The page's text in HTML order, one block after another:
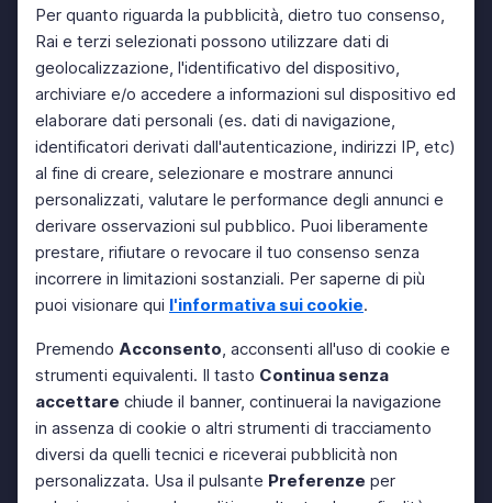
Per quanto riguarda la pubblicità, dietro tuo consenso,
Rai e terzi selezionati possono utilizzare dati di
geolocalizzazione, l'identificativo del dispositivo,
archiviare e/o accedere a informazioni sul dispositivo ed
elaborare dati personali (es. dati di navigazione,
identificatori derivati dall'autenticazione, indirizzi IP, etc)
al fine di creare, selezionare e mostrare annunci
personalizzati, valutare le performance degli annunci e
derivare osservazioni sul pubblico. Puoi liberamente
prestare, rifiutare o revocare il tuo consenso senza
incorrere in limitazioni sostanziali. Per saperne di più
puoi visionare qui l'informativa sui cookie.
Premendo Acconsento, acconsenti all'uso di cookie e
strumenti equivalenti. Il tasto Continua senza
accettare chiude il banner, continuerai la navigazione
in assenza di cookie o altri strumenti di tracciamento
diversi da quelli tecnici e riceverai pubblicità non
personalizzata. Usa il pulsante Preferenze per